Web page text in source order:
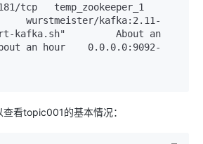
tcp   temp_zookeeper_1
wurstmeister/kafka:2.11-
kafka.sh"         About an
an hour    0.0.0.0:9092-
看topic001的基本情况：